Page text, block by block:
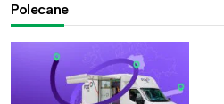
Polecane